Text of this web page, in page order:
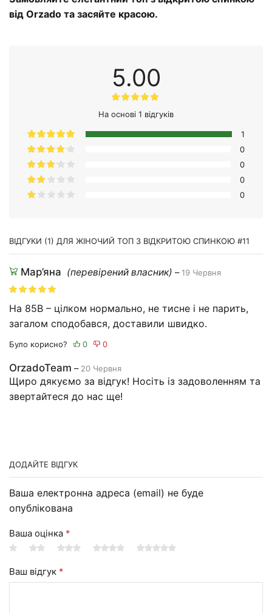
від Orzado та засяйте красою.
5.00
На основі 1 відгуків
1
0
0
0
0
ВІДГУКИ (1) ДЛЯ ЖІНОЧИЙ ТОП З ВІДКРИТОЮ СПИНКОЮ #11
Мар’яна (перевірений власник) – 19 Червня
На 85В – цілком нормально, не тисне і не парить,
загалом сподобався, доставили швидко.
Було корисно?
OrzadoTeam – 20 Червня
Щиро дякуємо за відгук! Носіть із задоволенням та
звертайтеся до нас ще!
ДОДАЙТЕ ВІДГУК
Ваша електронна адреса (email) не буде
опублікована
Ваша оцінка *
Ваш відгук *